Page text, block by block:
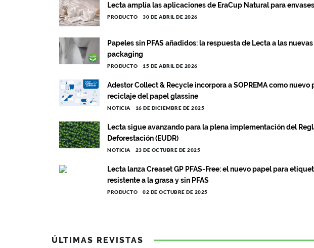
Lecta amplía las aplicaciones de EraCup Natural para
PRODUCTO 30 DE ABRIL DE 2026
Papeles sin PFAS añadidos: la respuesta de Lecta a las
packaging
PRODUCTO 15 DE ABRIL DE 2026
Adestor Collect & Recycle incorpora a SOPREMA como
reciclaje del papel glassine
NOTICIA 16 DE DICIEMBRE DE 2025
Lecta sigue avanzando para la plena implementación del
Deforestación (EUDR)
NOTICIA 23 DE OCTUBRE DE 2025
Lecta lanza Creaset GP PFAS-Free: el nuevo papel para
resistente a la grasa y sin PFAS
PRODUCTO 02 DE OCTUBRE DE 2025
ÚLTIMAS REVISTAS